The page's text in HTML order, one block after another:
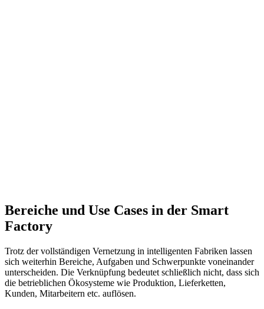
Bereiche und Use Cases in der Smart
Factory
Trotz der vollständigen Vernetzung in intelligenten Fabriken lassen
sich weiterhin Bereiche, Aufgaben und Schwerpunkte voneinander
unterscheiden. Die Verknüpfung bedeutet schließlich nicht, dass sich
die betrieblichen Ökosysteme wie Produktion, Lieferketten,
Kunden, Mitarbeitern etc. auflösen.